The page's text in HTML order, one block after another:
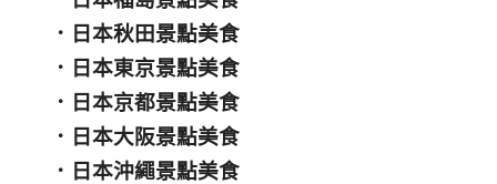
． 日本秋田景點美食
． 日本東京景點美食
． 日本京都景點美食
． 日本大阪景點美食
． 日本沖繩景點美食